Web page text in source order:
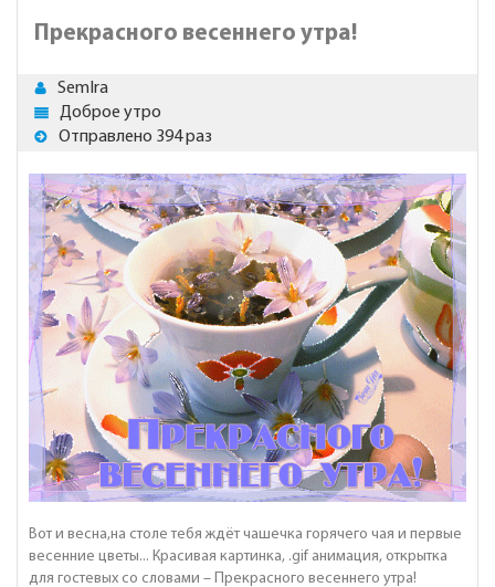
Прекрасного весеннего утра!
SemIra
Доброе утро
Отправлено 394 раз
Вот и весна,на столе тебя ждёт чашечка горячего чая и первые
весенние цветы... Красивая картинка, .gif анимация, открытка
для гостевых со словами – Прекрасного весеннего утра!